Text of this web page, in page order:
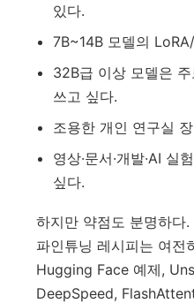
있다.
7B~14B 모델의
32B급 이상 모델은 주
쓰고 싶다.
조용한 개인 연구실
영상·문서·개발·AI 실
싶다.
하지만 약점도 분명하다
파인튜닝 레시피는 여전
Hugging Face 예제,
DeepSpeed,